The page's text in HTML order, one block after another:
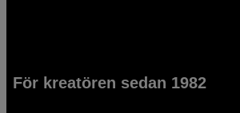
För kreatören sedan 1982